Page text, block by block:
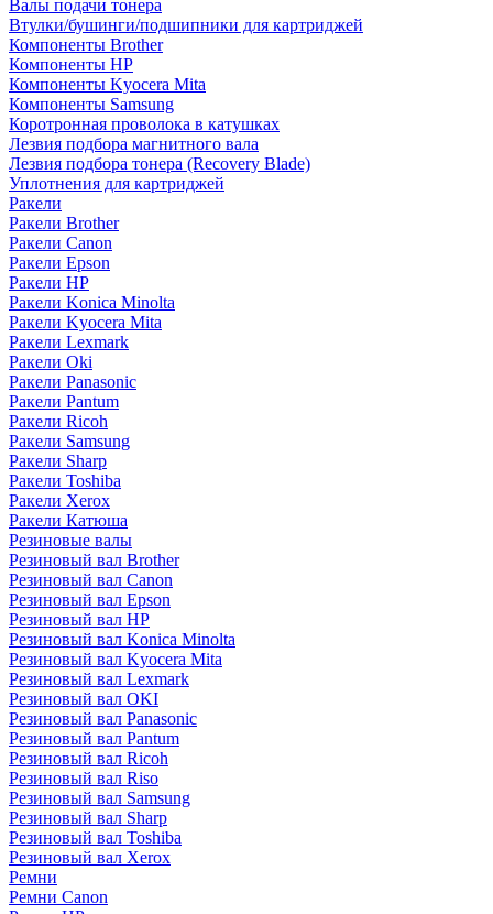
Валы подачи тонера
Втулки/бушинги/подшипники для картриджей
Компоненты Brother
Компоненты HP
Компоненты Kyocera Mita
Компоненты Samsung
Коротронная проволока в катушках
Лезвия подбора магнитного вала
Лезвия подбора тонера (Recovery Blade)
Уплотнения для картриджей
Ракели
Ракели Brother
Ракели Canon
Ракели Epson
Ракели HP
Ракели Konica Minolta
Ракели Kyocera Mita
Ракели Lexmark
Ракели Oki
Ракели Panasonic
Ракели Pantum
Ракели Ricoh
Ракели Samsung
Ракели Sharp
Ракели Toshiba
Ракели Xerox
Ракели Катюша
Резиновые валы
Резиновый вал Brother
Резиновый вал Canon
Резиновый вал Epson
Резиновый вал HP
Резиновый вал Konica Minolta
Резиновый вал Kyocera Mita
Резиновый вал Lexmark
Резиновый вал OKI
Резиновый вал Panasonic
Резиновый вал Pantum
Резиновый вал Ricoh
Резиновый вал Riso
Резиновый вал Samsung
Резиновый вал Sharp
Резиновый вал Toshiba
Резиновый вал Xerox
Ремни
Ремни Canon